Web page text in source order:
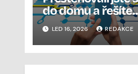
do domu a řešíte
vytápění: jak si
pořádek v
možnostech bez
LED 16, 2026 REDAKCE